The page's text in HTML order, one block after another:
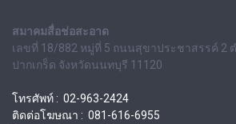
สมาคมสื่อช่อสะอาด
เลขที่ 18/882 หมู่ที่ 5 ถนนสุขาประชาสรรค์ 2
ปากเกร็ด จังหวัดนนทบุรี 11120
โทรศัพท์ : 02-963-2424
ติดต่อโฆษณา : 081-616-6955